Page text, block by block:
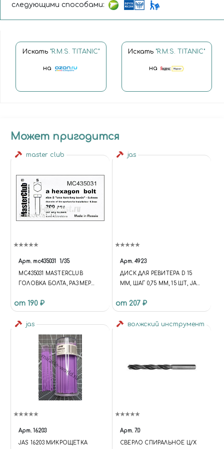
следующими способами:
Искать "R.M.S. TITANIC"
на
Искать "R.M.S. TITANIC"
на
Может пригодится
master club
Арт. mc435031 1/35
MC435031 MASTERCLUB
ГОЛОВКА БОЛТА, РАЗМЕР
ОТВЕРСТИЯ ДЛЯ МОНТАЖА
0,3 ММ (200 ШТ.)
от 190 ₽
jas
Арт. 4923
ДИСК ДЛЯ РЕВИТЕРА D 15
ММ, ШАГ 0,75 ММ, 15 ШТ, JAS
от 207 ₽
jas
Арт. 16203
JAS 16203 МИКРОЩЕТКА
волжский инструмент
Арт. 7.0
СВЕРЛО СПИРАЛЬНОЕ Ц/Х